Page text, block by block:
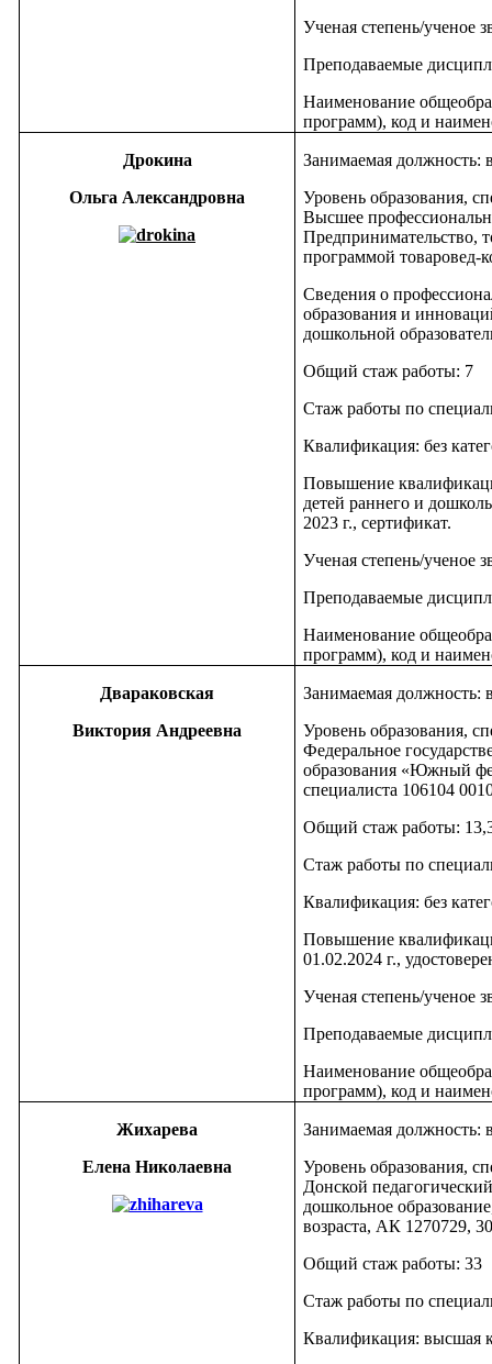
Ученая степень/ученое
Преподаваемые
Наименование
программ), код и
Дрокина
Ольга Александровна
Занимаемая должность:
Уровень образования,
Высшее
Предпринимательство,
программой
Сведения о
образования и
дошкольной
Общий стаж работы: 7
Стаж работы по
Квалификация: без
Повышение
детей раннего и
2023 г., сертификат.
Ученая степень/ученое
Преподаваемые
Наименование
программ), код и
Двараковская
Виктория Андреевна
Занимаемая должность:
Уровень образования,
Федеральное
образования «Южный
специалиста 106104
Общий стаж работы:
Стаж работы по
Квалификация: без
Повышение
01.02.2024 г.,
Ученая степень/ученое
Преподаваемые
Наименование
программ), код и
Жихарева
Елена Николаевна
Занимаемая должность:
Уровень образования,
Донской
дошкольное
возраста, АК 1270729,
Общий стаж работы: 33
Стаж работы по
Квалификация: высшая